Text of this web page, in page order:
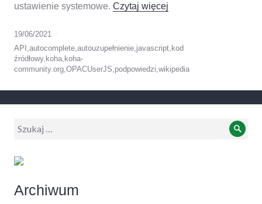
ustawienie systemowe. Czytaj więcej
19/06/2021
API ,autocomplete,autouzupełnienie,javascript, kod
źródłowy, koha, koha-
community.org,OPACUserJS,podpowiedzi,wikipedia
Wyszukiwanie:
Archiwum